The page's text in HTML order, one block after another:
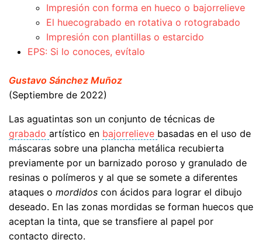
Impresión con forma en hueco o bajorrelieve
El huecograbado en rotativa o rotograbado
Impresión con plantillas o estarcido
EPS: Si lo conoces, evítalo
Gustavo Sánchez Muñoz
(Septiembre de 2022)
Las aguatintas son un conjunto de técnicas de
grabado artístico en bajorrelieve basadas en el uso de
máscaras sobre una plancha metálica recubierta
previamente por un barnizado poroso y granulado de
resinas o polímeros y al que se somete a diferentes
ataques o mordidos con ácidos para lograr el dibujo
deseado. En las zonas mordidas se forman huecos que
aceptan la tinta, que se transfiere al papel por
contacto directo.